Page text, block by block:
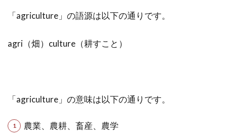
「agriculture」の語源は以下の通りです。
agri（畑）culture（耕すこと）
「agriculture」の意味は以下の通りです。
農業、農耕、畜産、農学